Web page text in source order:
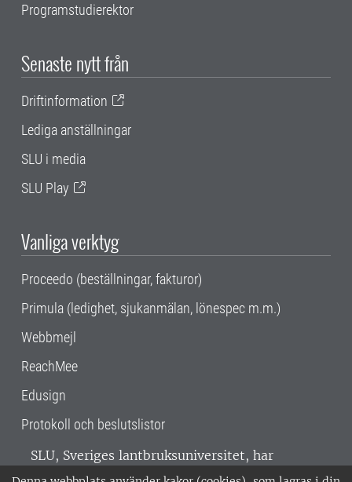
Programstudierektor
Senaste nytt från
Driftinformation
Lediga anställningar
SLU i media
SLU Play
Vanliga verktyg
Proceedo (beställningar, fakturor)
Primula (ledighet, sjukanmälan, lönespec m.m.)
Webbmejl
ReachMee
Edusign
Protokoll och beslutslistor
SLU, Sveriges lantbruksuniversitet, har
verksamhet över hela Sverige. Huvudorter är